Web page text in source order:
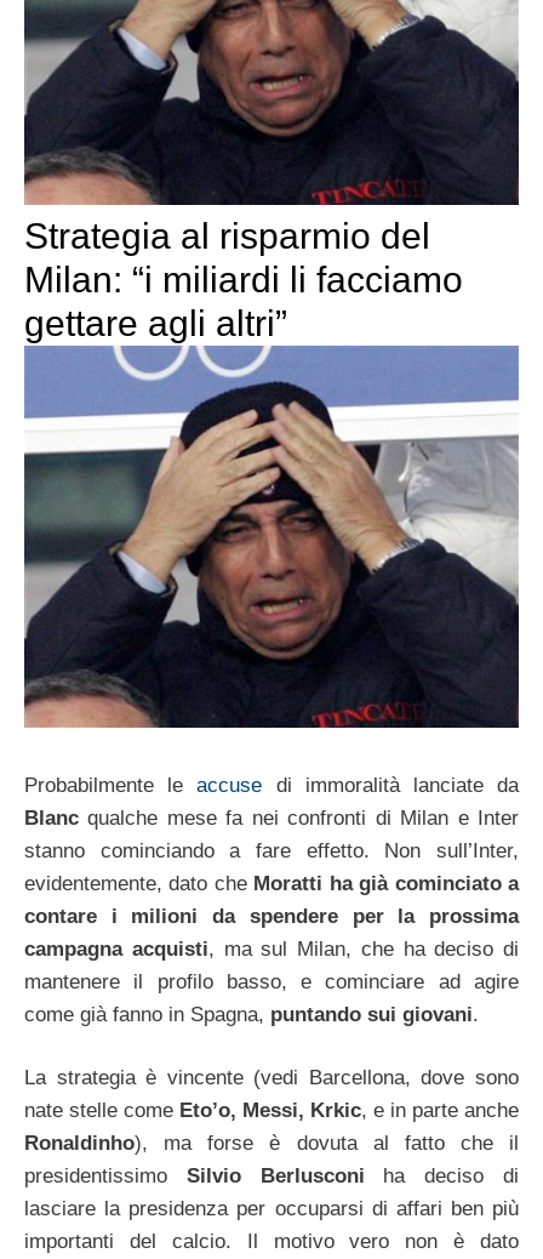
Strategia al risparmio del
Milan: “i miliardi li facciamo
gettare agli altri”
Probabilmente leaccuse di immoralità lanciate da
Blancqualche mese fa nei confronti di Milan e Inter
stanno cominciando a fare effetto. Non sull’Inter,
evidentemente, dato che Moratti ha già cominciato a
contare i milioni da spendere per la prossima
campagna acquisti, ma sul Milan, che ha deciso di
mantenere il profilo basso, e cominciare ad agire
come già fanno in Spagna, puntando sui giovani.
La strategia è vincente (vedi Barcellona, dove sono
nate stelle come Eto’o, Messi, Krkic, e in parte anche
Ronaldinho), ma forse è dovuta al fatto che il
presidentissimo Silvio Berlusconi ha deciso di
lasciare la presidenza per occuparsi di affari ben più
importanti del calcio. Il motivo vero non è dato